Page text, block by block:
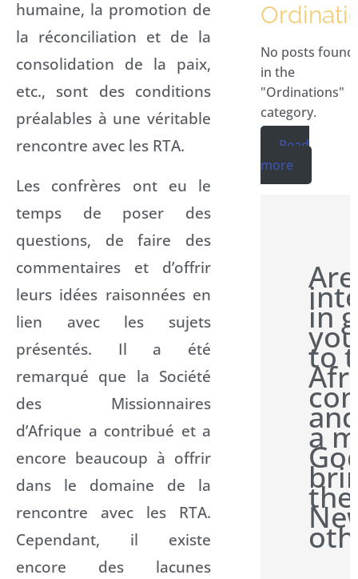
humaine, la promotion de
la réconciliation et de la
consolidation de la paix,
etc., sont des conditions
préalables à une véritable
rencontre avec les RTA.
Les confrères ont eu le
temps de poser des
questions, de faire des
commentaires et d’offrir
leurs idées raisonnées en
lien avec les sujets
présentés. Il a été
remarqué que la Société
des Missionnaires
d’Afrique a contribué et a
encore beaucoup à offrir
dans le domaine de la
rencontre avec les RTA.
Cependant, il existe
encore des lacunes
No posts found
in the
"Ordinations"
category.
Read
more
in
to
a